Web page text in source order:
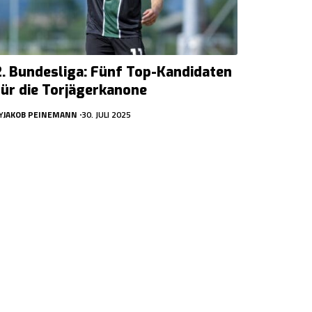
Bundesliga: Fünf Top-Kandidaten
die Torjägerkanone
JAKOB PEINEMANN 30. JULI 2025